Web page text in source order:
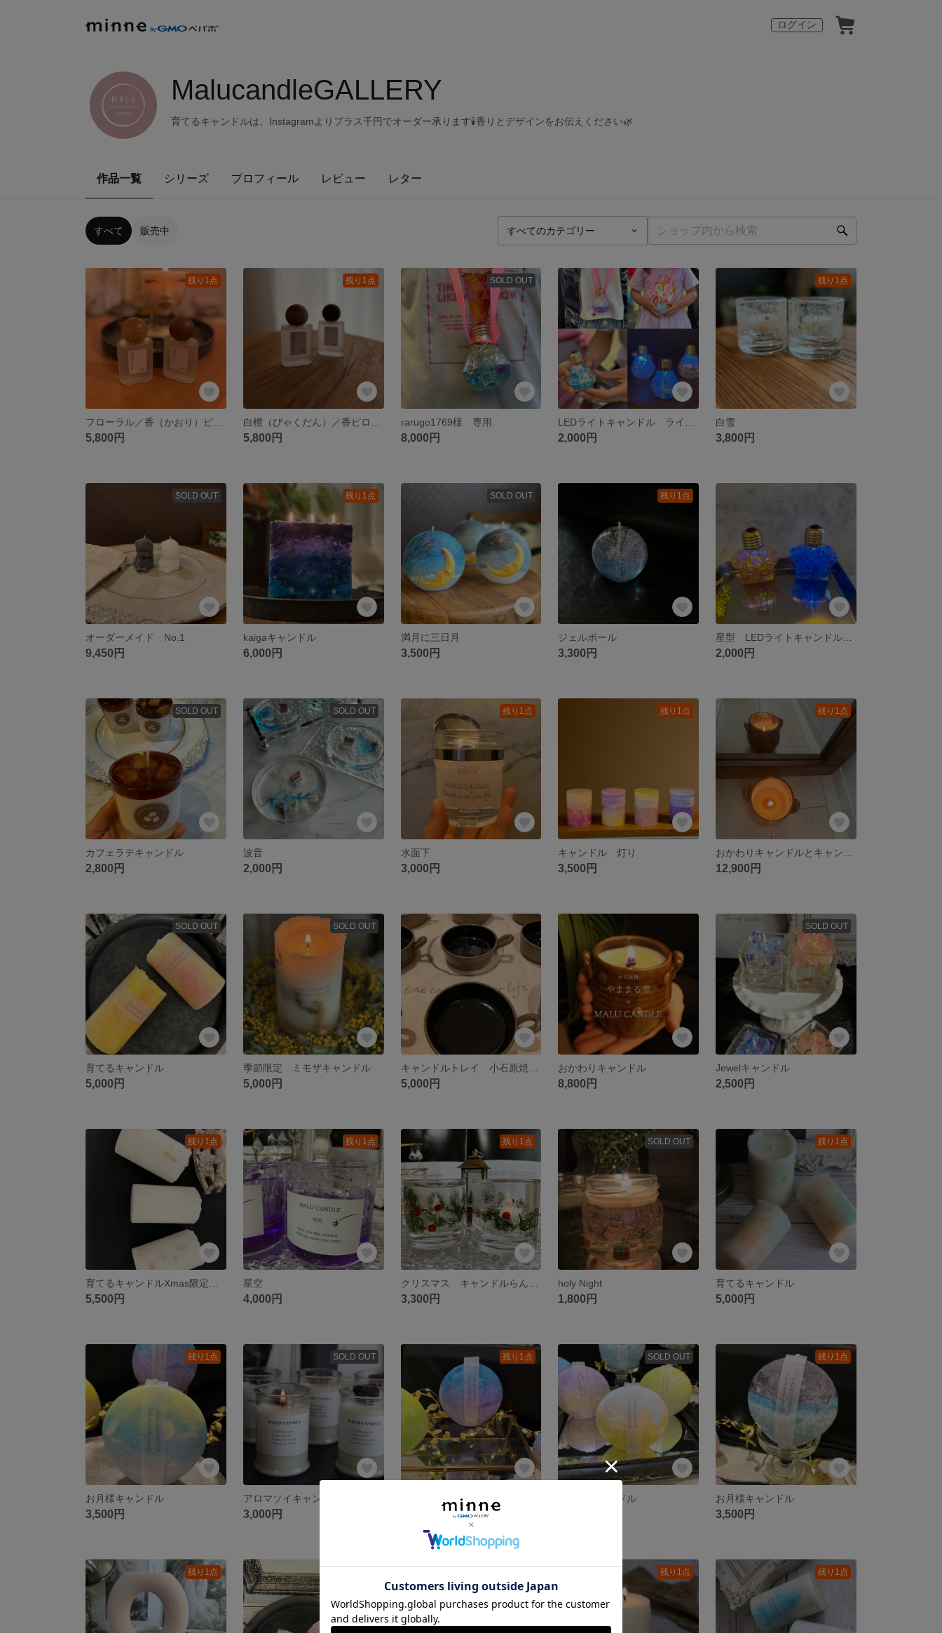
ログイン
MalucandleGALLERY
育てるキャンドルは、Instagramよりプラス千円でオーダー承ります🕯香りとデザインをお伝えください🌿
作品一覧 シリーズ プロフィール レビュー レター
すべて 販売中
残り1点
5,800円
残り1点
5,800円
SOLD OUT
rarugo1769様 専用
8,000円 2,000円
残り1点
白雪
3,800円
SOLD OUT
オーダーメイド No.1
9,450円
残り1点
kaigaキャンドル
6,000円
SOLD OUT
満月に三日月
3,500円
残り1点
ジェルボール
3,300円 2,000円
SOLD OUT
カフェラテキャンドル
2,800円
SOLD OUT
波音
2,000円
残り1点
水面下
3,000円
残り1点
キャンドル 灯り
3,500円
残り1点
12,900円
SOLD OUT
育てるキャンドル
5,000円
SOLD OUT
季節限定 ミモザキャンドル
5,000円 5,000円
おかわりキャンドル
8,800円
SOLD OUT
Jewelキャンドル
2,500円
残り1点
5,500円
残り1点
星空
4,000円
残り1点
3,300円
SOLD OUT
holy Night
1,800円
残り1点
育てるキャンドル
5,000円
残り1点
お月様キャンドル
3,500円
SOLD OUT
アロマソイキャンドル on
3,000円
残り1点
お月様キャンドル
SOLD OUT
お月様キャンドル
残り1点
お月様キャンドル
3,500円
残り1点 残り1点 残り1点